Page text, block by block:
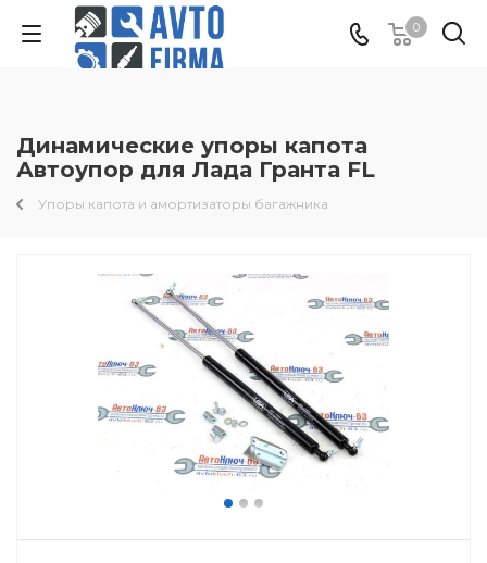
0
Динамические упоры капота
Автоупор для Лада Гранта FL
Упоры капота и амортизаторы багажника